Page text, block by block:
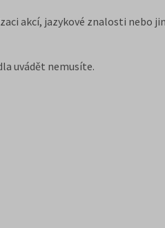
akcí, jazykové znalosti nebo
uvádět nemusíte.